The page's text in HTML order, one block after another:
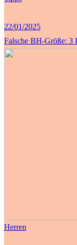
22/01/2025
Falsche BH-Größe: 3
Herren